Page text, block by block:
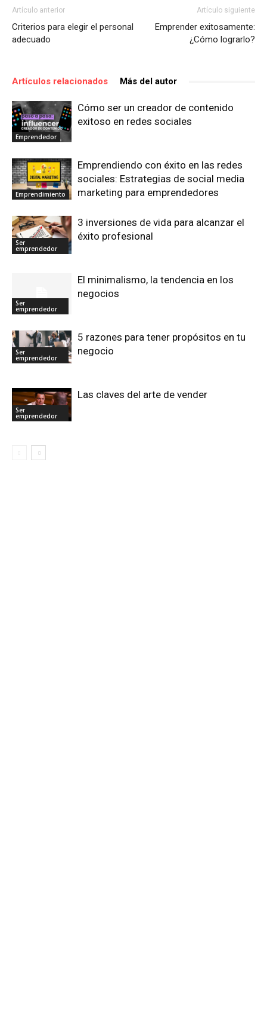
Artículo anterior
Criterios para elegir el personal
adecuado
Artículo siguiente
Emprender exitosamente:
¿Cómo lograrlo?
Artículos relacionados Más del autor
Emprendedor
Cómo ser un creador de contenido
exitoso en redes sociales
Emprendimiento
Emprendiendo con éxito en las redes
sociales: Estrategias de social media
marketing para emprendedores
Ser
emprendedor
3 inversiones de vida para alcanzar el
éxito profesional
Ser
emprendedor
El minimalismo, la tendencia en los
negocios
Ser
emprendedor
5 razones para tener propósitos en tu
negocio
Ser
emprendedor
Las claves del arte de vender